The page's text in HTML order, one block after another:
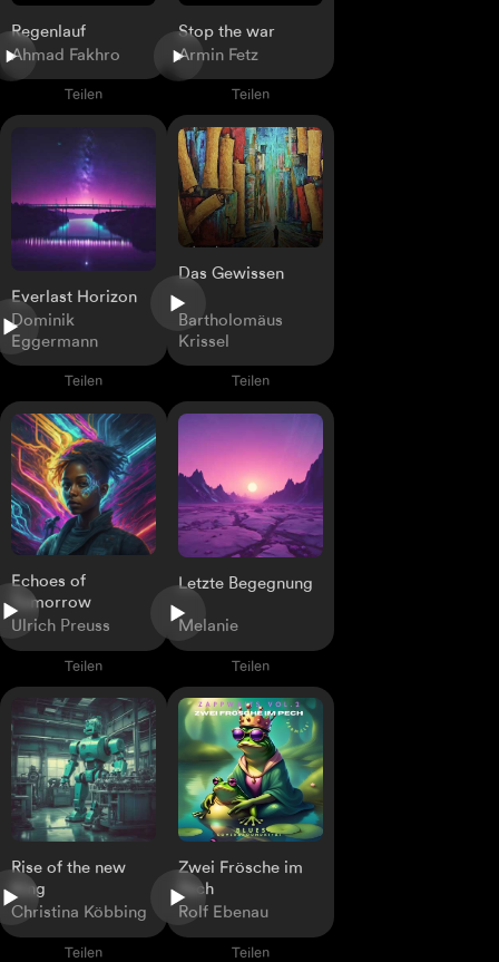
Regenlauf
Ahmad Fakhro
Teilen
Stop the war
Armin Fetz
Teilen
Everlast Horizon
Dominik
Eggermann
Teilen
Das Gewissen
Bartholomäus
Krissel
Teilen
Echoes of
Tomorrow
Ulrich Preuss
Teilen
Letzte Begegnung
Melanie
Teilen
Rise of the new
King
Christina Köbbing
Teilen
Zwei Frösche im
Pech
Rolf Ebenau
Teilen